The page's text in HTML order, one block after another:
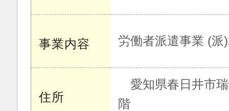
事業内容 労働者派遣事業 (派
住所
愛知県春日井市
階